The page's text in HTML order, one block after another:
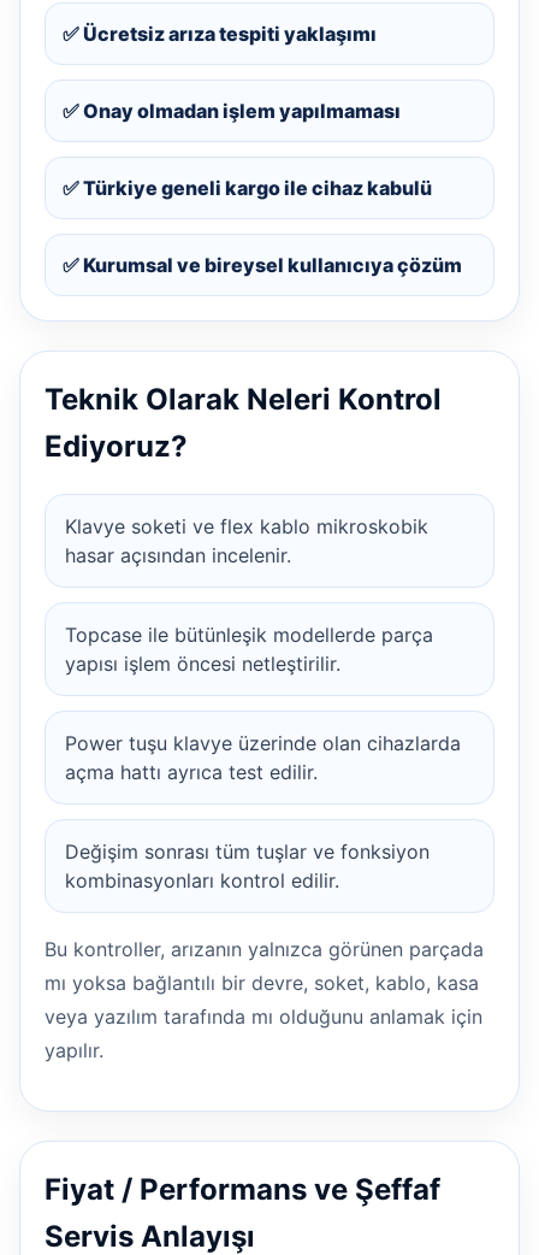
✅ Ücretsiz arıza tespiti yaklaşımı
✅ Onay olmadan işlem yapılmaması
✅ Türkiye geneli kargo ile cihaz kabulü
✅ Kurumsal ve bireysel kullanıcıya çözüm
Teknik Olarak Neleri Kontrol
Ediyoruz?
Klavye soketi ve flex kablo mikroskobik
hasar açısından incelenir.
Topcase ile bütünleşik modellerde parça
yapısı işlem öncesi netleştirilir.
Power tuşu klavye üzerinde olan cihazlarda
açma hattı ayrıca test edilir.
Değişim sonrası tüm tuşlar ve fonksiyon
kombinasyonları kontrol edilir.
Bu kontroller, arızanın yalnızca görünen parçada
mı yoksa bağlantılı bir devre, soket, kablo, kasa
veya yazılım tarafında mı olduğunu anlamak için
yapılır.
Fiyat / Performans ve Şeffaf
Servis Anlayışı